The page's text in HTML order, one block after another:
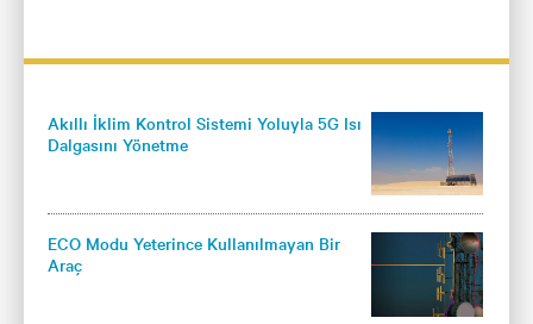
Akıllı İklim Kontrol Sistemi Yoluyla 5G Isı
Dalgasını Yönetme
ECO Modu Yeterince Kullanılmayan Bir
Araç